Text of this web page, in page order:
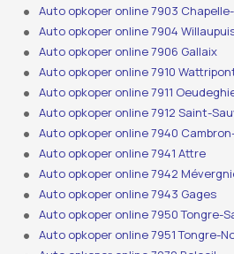
Auto opkoper online 7903
Auto opkoper online 7904
Auto opkoper online 7906 Gallaix
Auto opkoper online 7910
Auto opkoper online 7911
Auto opkoper online 7912 Saint-
Auto opkoper online 7940
Auto opkoper online 7941 Attre
Auto opkoper online 7942
Auto opkoper online 7943 Gages
Auto opkoper online 7950 Tongre-
Auto opkoper online 7951 Tongre-